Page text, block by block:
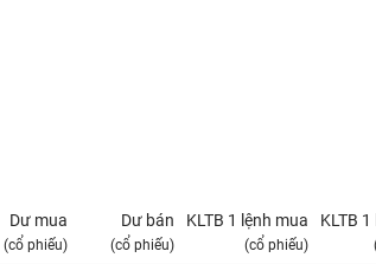
Dư mua
(cổ phiếu)
Dư bán
(cổ phiếu)
KLTB 1 lệnh mua
(cổ phiếu)
KLTB